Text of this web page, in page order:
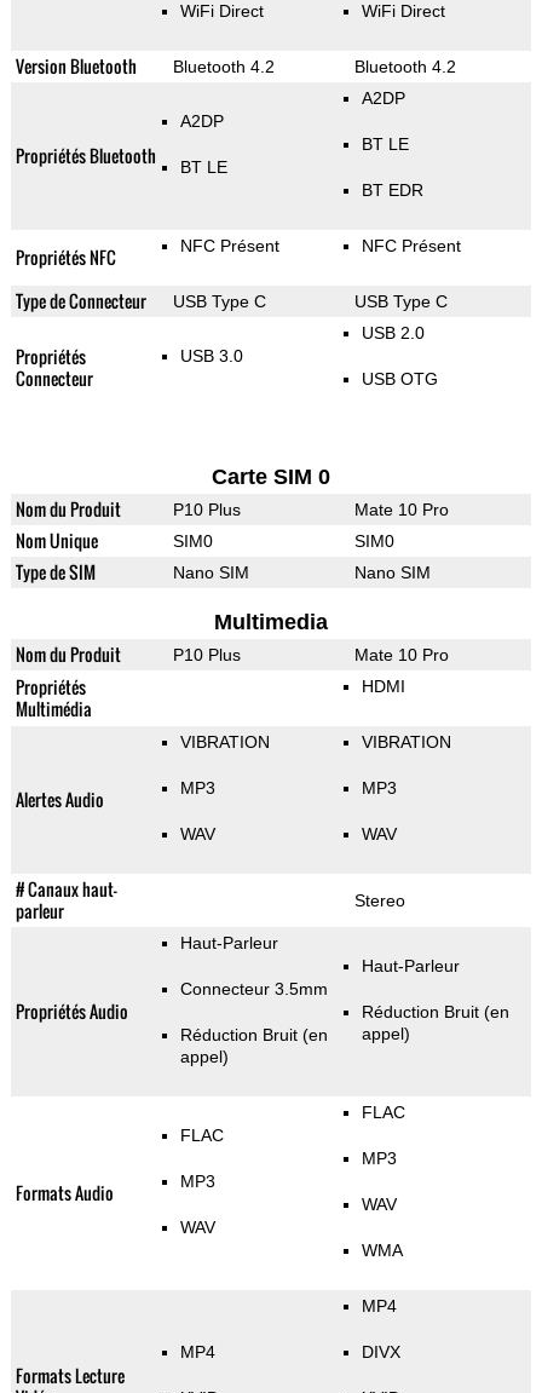
WiFi Direct WiFi Direct
Version Bluetooth Bluetooth 4.2 Bluetooth 4.2
Propriétés Bluetooth
A2DP
BT LE
A2DP
BT LE
BT EDR
Propriétés NFC NFC Présent NFC Présent
Type de Connecteur USB Type C USB Type C
Propriétés
Connecteur
USB 3.0
USB 2.0
USB OTG
Carte SIM 0
Nom du Produit P10 Plus Mate 10 Pro
Nom Unique SIM0 SIM0
Type de SIM Nano SIM Nano SIM
Multimedia
Nom du Produit P10 Plus Mate 10 Pro
Propriétés
Multimédia
HDMI
Alertes Audio
VIBRATION
MP3
WAV
VIBRATION
MP3
WAV
# Canaux haut-
parleur
Stereo
Propriétés Audio
Haut-Parleur
Connecteur 3.5mm
Réduction Bruit (en
appel)
Haut-Parleur
Réduction Bruit (en
appel)
Formats Audio
FLAC
MP3
WAV
FLAC
MP3
WAV
WMA
Formats Lecture
MP4
MP4
DIVX